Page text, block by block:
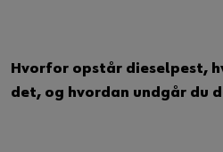
Kun salg til erhvervskunder
Hvorfor opstår dieselpest,
det, og hvordan undgår du